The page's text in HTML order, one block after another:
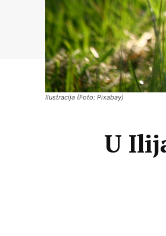
Ilustracija (Foto: Pixabay)
U